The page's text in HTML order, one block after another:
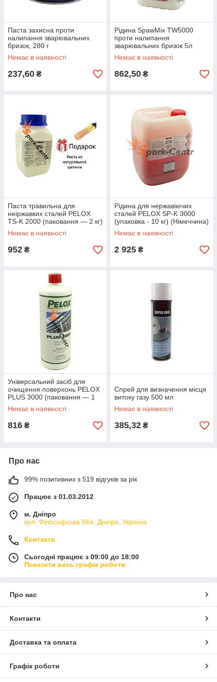
Паста захисна проти
налипання зварювальних
бризок, 280 г
Немає в наявності
237,60 ₴
Рідина SpawMix TW5000
проти налипання
зварювальних бризок 5л
(Польща)
Немає в наявності
862,50 ₴
Паста травильна для
неіржавких сталей PELOX
TS-K 2000 (паковання — 2 кг)
(Німеччина)
Немає в наявності
952 ₴
Рідина для нержавіючих
сталей PELOX SP-K 3000
(упаковка - 10 кг) (Німеччина)
Немає в наявності
2 925 ₴
Універсальний засіб для
очищення поверхонь PELOX
PLUS 3000 (паковання — 1
кг) (Німеччина)
Немає в наявності
816 ₴
Спрей для визначення місця
витоку газу 500 мл
Немає в наявності
385,32 ₴
Про нас
99% позитивних з 519 відгуків за рік
Працює з 01.03.2012
м. Дніпро
вул. Філософська 86а, Дніпро, Україна
Контакти
Сьогодні працює з 09:00 до 18:00
Показати весь графік роботи
Про нас
Контакти
Доставка та оплата
Графік роботи